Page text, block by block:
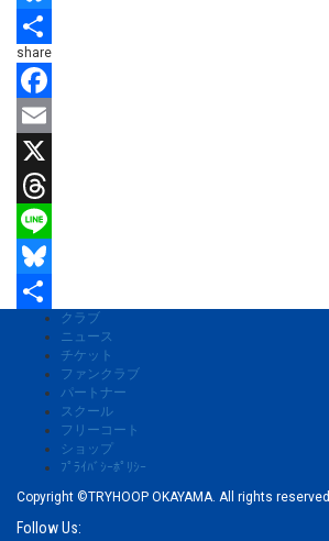
Bluesky
共
有
share
Facebook
Email
X
Threads
Line
Bluesky
クラブ
ニュース
チケット
ファンクラブ
パートナー
スクール
フリーコート
ショップ
ﾌﾟﾗｲﾊﾞｼｰﾎﾟﾘｼｰ
Copyright ©TRYHOOP OKAYAMA. All rights reserved
Follow Us: